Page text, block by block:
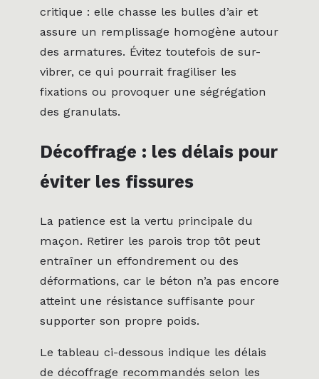
critique : elle chasse les bulles d’air et
assure un remplissage homogène autour
des armatures. Évitez toutefois de sur-
vibrer, ce qui pourrait fragiliser les
fixations ou provoquer une ségrégation
des granulats.
Décoffrage : les délais pour
éviter les fissures
La patience est la vertu principale du
maçon. Retirer les parois trop tôt peut
entraîner un effondrement ou des
déformations, car le béton n’a pas encore
atteint une résistance suffisante pour
supporter son propre poids.
Le tableau ci-dessous indique les délais
de décoffrage recommandés selon les